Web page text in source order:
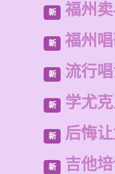
新 福州
新 福州
新 流行
新 学尤
新 后悔
新 吉他